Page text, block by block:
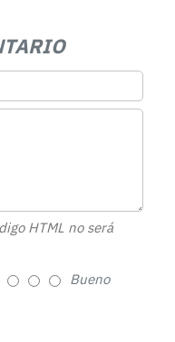
HTML no será
Bueno